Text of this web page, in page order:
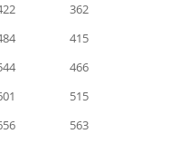
362
415
466
515
563